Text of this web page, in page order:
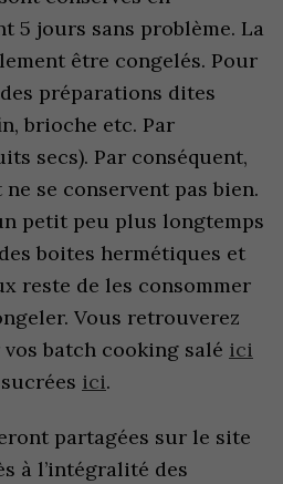
5 jours sans problème. La
être congelés. Pour
préparations dites
brioche etc. Par
secs). Par conséquent,
se conservent pas bien.
petit peu plus longtemps
boites hermétiques et
reste de les consommer
Vous retrouverez
batch cooking salé ici
ici.
partagées sur le site
à l’intégralité des